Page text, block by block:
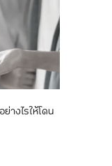
างไรให้โดน